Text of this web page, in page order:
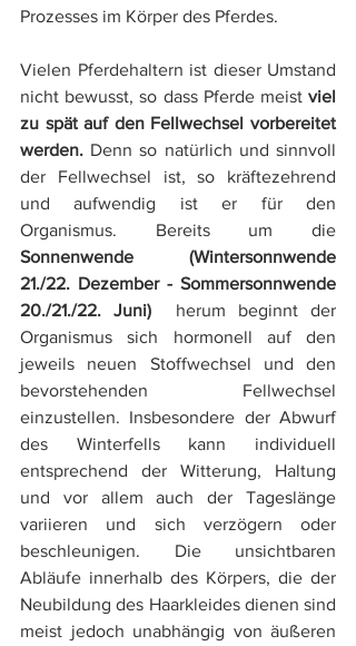
Prozesses im Körper des Pferdes.
Vielen Pferdehaltern ist dieser Umstand
nicht bewusst, so dass Pferde meist viel
zu spät auf den Fellwechsel vorbereitet
werden. Denn so natürlich und sinnvoll
der Fellwechsel ist, so kräftezehrend
und aufwendig ist er für den
Sonnenwende (Wintersonnwende
21./22. Dezember - Sommersonnwende
20./21./22. Juni) herum beginnt der
Organismus sich hormonell auf den
jeweils neuen Stoffwechsel und den
bevorstehenden Fellwechsel
einzustellen. Insbesondere der Abwurf
des Winterfells kann individuell
entsprechend der Witterung, Haltung
und vor allem auch der Tageslänge
variieren und sich verzögern oder
beschleunigen. Die unsichtbaren
Abläufe innerhalb des Körpers, die der
Neubildung des Haarkleides dienen sind
meist jedoch unabhängig von äußeren